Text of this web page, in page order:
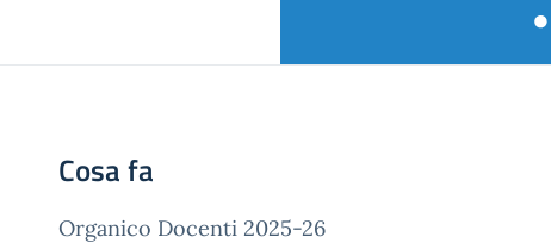
Cosa fa
Organico Docenti 2025-26